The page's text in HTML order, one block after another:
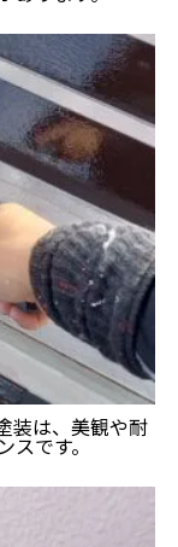
装は、美観や耐
スです。